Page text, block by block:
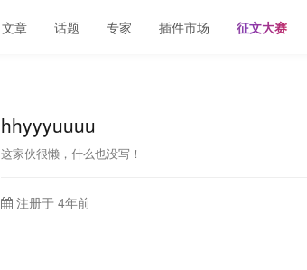
文章 话题 专家 插件市场 征文大赛
hhyyyuuuu
这家伙很懒，什么也没写！
注册于 4年前